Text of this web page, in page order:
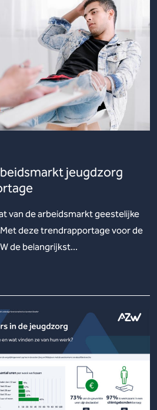
jeugdzorg
van de arbeidsmarkt geestelijke
deze trendrapportage voor de
de belangrijkst...